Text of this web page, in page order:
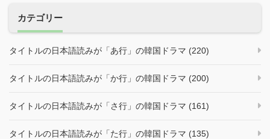
カテゴリー
タイトルの日本語読みが「あ行」の韓国ドラマ (220)
タイトルの日本語読みが「か行」の韓国ドラマ (200)
タイトルの日本語読みが「さ行」の韓国ドラマ (161)
タイトルの日本語読みが「た行」の韓国ドラマ (135)